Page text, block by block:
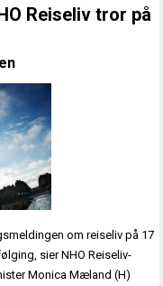
Reiseliv tror på
om reiseliv på 17
sier NHO Reiseliv-
Monica Mæland (H)